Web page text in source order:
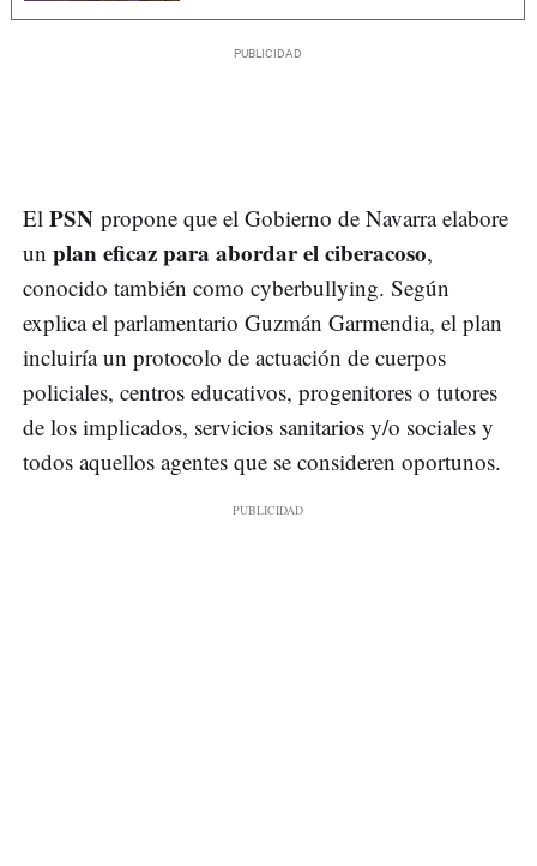
El PSN propone que el Gobierno de Navarra elabore
un plan eficaz para abordar el ciberacoso,
conocido también como cyberbullying. Según
explica el parlamentario Guzmán Garmendia, el plan
incluiría un protocolo de actuación de cuerpos
policiales, centros educativos, progenitores o tutores
de los implicados, servicios sanitarios y/o sociales y
todos aquellos agentes que se consideren oportunos.